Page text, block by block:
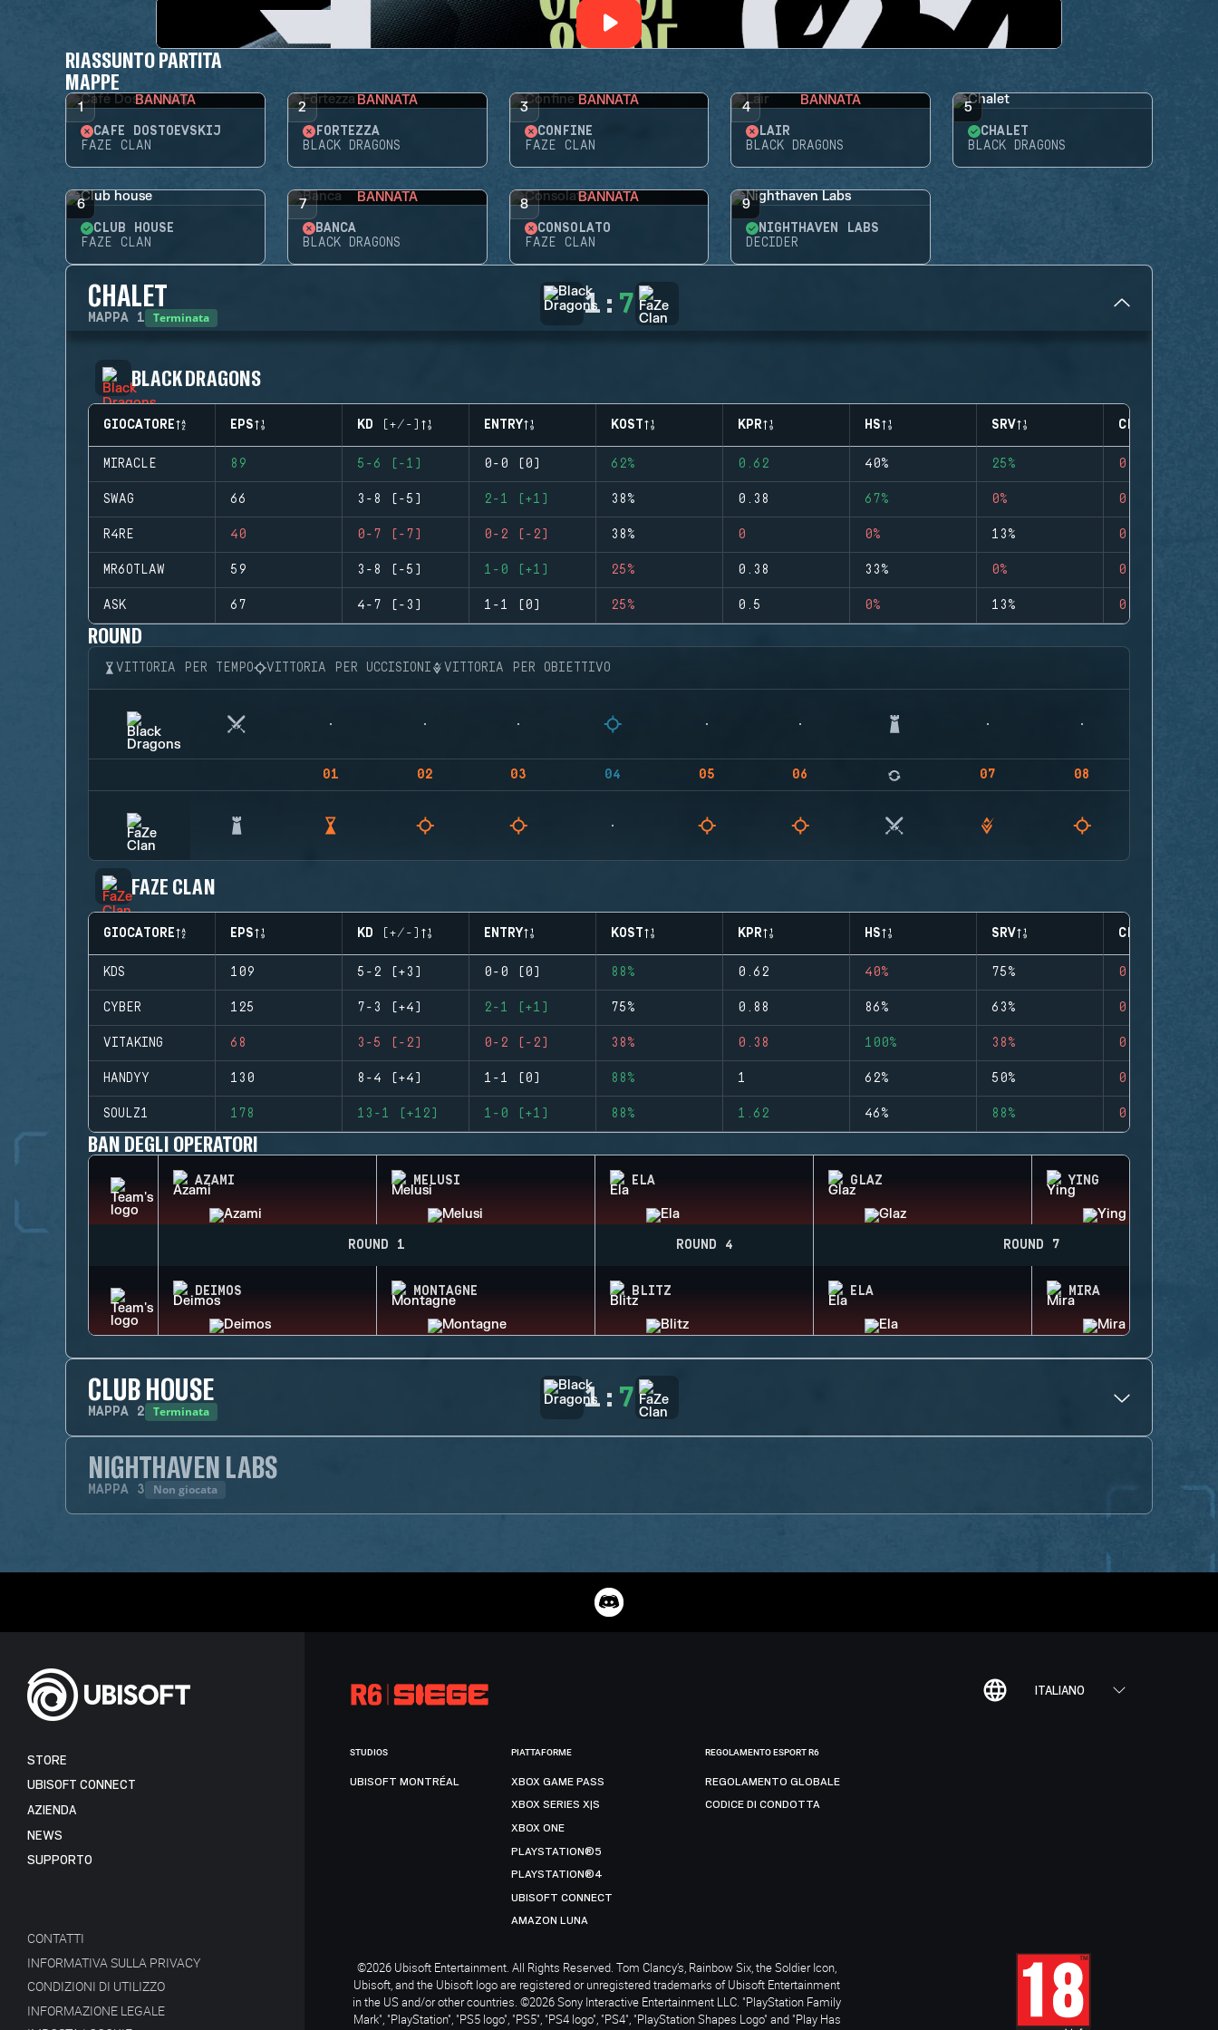
RIASSUNTO PARTITA
MAPPE
1 BANNATA
CAFÉ DOSTOEVSKIJ
FAZE CLAN
2 BANNATA
FORTEZZA
BLACK DRAGONS
3 BANNATA
CONFINE
FAZE CLAN
4 BANNATA
LAIR
BLACK DRAGONS
5
CHALET
BLACK DRAGONS
6
CLUB HOUSE
FAZE CLAN
7 BANNATA
BANCA
BLACK DRAGONS
8 BANNATA
CONSOLATO
FAZE CLAN
9
NIGHTHAVEN LABS
DECIDER
CHALET
MAPPA 1 Terminata 1 : 7
BLACK DRAGONS
GIOCATORE EPS KD (+/-) ENTRY KOST KPR HS SRV CLUTCHES
MIRACLE 89 5-6 (-1) 0-0 (0) 62% 0.62 40% 25% 0
SWAG 66 3-8 (-5) 2-1 (+1) 38% 0.38 67% 0% 0
R4RE 40 0-7 (-7) 0-2 (-2) 38% 0 0% 13% 0
MR6OTLAW 59 3-8 (-5) 1-0 (+1) 25% 0.38 33% 0% 0
ASK 67 4-7 (-3) 1-1 (0) 25% 0.5 0% 13% 0
ROUND
VITTORIA PER TEMPO VITTORIA PER UCCISIONI VITTORIA PER OBIETTIVO
01 02 03 04 05 06 07 08
FAZE CLAN
GIOCATORE EPS KD (+/-) ENTRY KOST KPR HS SRV CLUTCHES
KDS 109 5-2 (+3) 0-0 (0) 88% 0.62 40% 75% 0
CYBER 125 7-3 (+4) 2-1 (+1) 75% 0.88 86% 63% 0
VITAKING 68 3-5 (-2) 0-2 (-2) 38% 0.38 100% 38% 0
HANDYY 130 8-4 (+4) 1-1 (0) 88% 1 62% 50% 0
SOULZ1 178 13-1 (+12) 1-0 (+1) 88% 1.62 46% 88% 0
BAN DEGLI OPERATORI
AZAMI MELUSI ELA GLAZ YING
ROUND 1 ROUND 4 ROUND 7
DEIMOS MONTAGNE BLITZ ELA MIRA
CLUB HOUSE
MAPPA 2 Terminata 1 : 7
NIGHTHAVEN LABS
MAPPA 3 Non giocata
ITALIANO
STORE
UBISOFT CONNECT
AZIENDA
NEWS
SUPPORTO
CONTATTI
INFORMATIVA SULLA PRIVACY
CONDIZIONI DI UTILIZZO
INFORMAZIONE LEGALE
STUDIOS
UBISOFT MONTRÉAL
PIATTAFORME
XBOX GAME PASS
XBOX SERIES X|S
XBOX ONE
PLAYSTATION®5
PLAYSTATION®4
UBISOFT CONNECT
AMAZON LUNA
REGOLAMENTO ESPORT R6
REGOLAMENTO GLOBALE
CODICE DI CONDOTTA
©2026 Ubisoft Entertainment. All Rights Reserved. Tom Clancy’s, Rainbow Six, the Soldier Icon,
Ubisoft, and the Ubisoft logo are registered or unregistered trademarks of Ubisoft Entertainment
in the US and/or other countries. ©2026 Sony Interactive Entertainment LLC. "PlayStation Family
Mark", "PlayStation", "PS5 logo", "PS5", "PS4 logo", "PS4", "PlayStation Shapes Logo" and "Play Has